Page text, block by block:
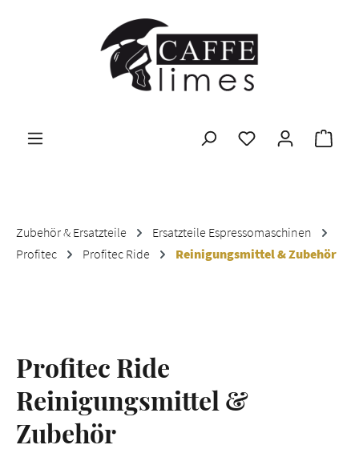
Zum Hauptinhalt springen
Zubehör & Ersatzteile
Ersatzteile Espressomaschinen
Profitec
Profitec Ride Reinigungsmittel & Zubehör
Profitec Ride
Reinigungsmittel &
Zubehör